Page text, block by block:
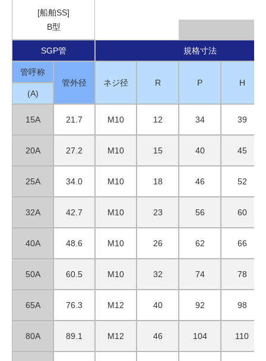
[船舶SS]
B型
SGP管 規格寸法
管呼称
管外径
ネジ径 R P
H
(A)
15A 21.7 M10 12 34 39
20A 27.2 M10 15 40 45
25A 34.0 M10 18 46 52
32A 42.7 M10 23 56 60
40A 48.6 M10 26 62 66
50A 60.5 M10 32 74 78
65A 76.3 M12 40 92 98
80A 89.1 M12 46 104 110